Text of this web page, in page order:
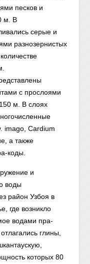
песков и
м. В
серые и
разнозернистых
с прослоями
м. В слоях
imago, Cardium
а также
коды.
и
воды
район Узбоя в
где возникло
водами пра-
глины,
которых 80